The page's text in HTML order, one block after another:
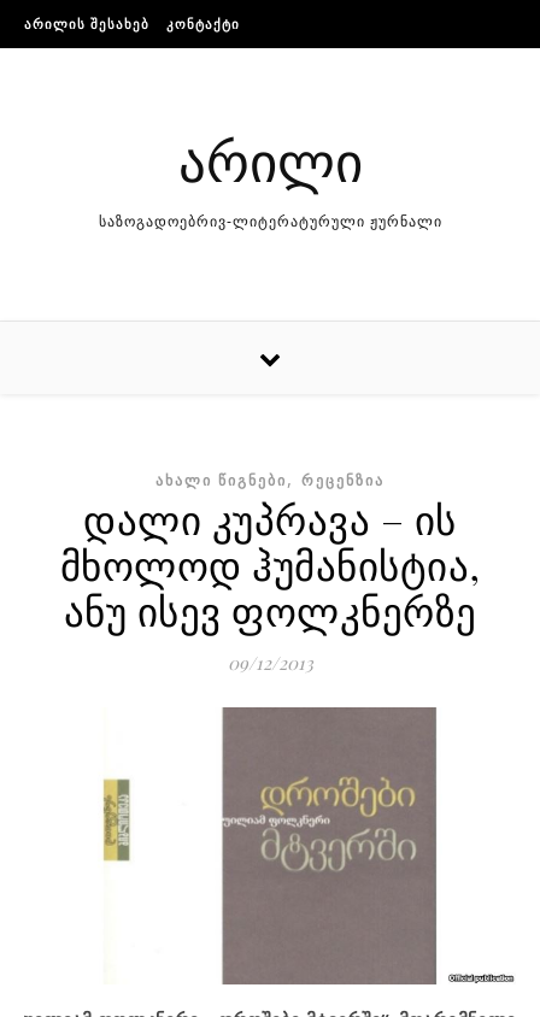
Skip to content
ᲐᲠᲘᲚᲘᲡ ᲨᲔᲡᲐᲮᲔᲑ ᲙᲝᲜᲢᲐᲥᲢᲘ
არილი
საზოგადოებრივ-ლიტერატურული ჟურნალი
ᲐᲮᲐᲚᲘ ᲬᲘᲒᲜᲔᲑᲘ, ᲠᲔᲪᲔᲜᲖᲘᲐ
დალი კუპრავა – ის
მხოლოდ ჰუმანისტია,
ანუ ისევ ფოლკნერზე
09/12/2013